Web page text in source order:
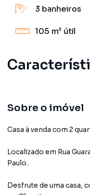
3 banheiros
105 m² útil
Sobre o imóvel
Casa à venda com 2
Localizado em Rua
Paulo.
Desfrute de uma casa,